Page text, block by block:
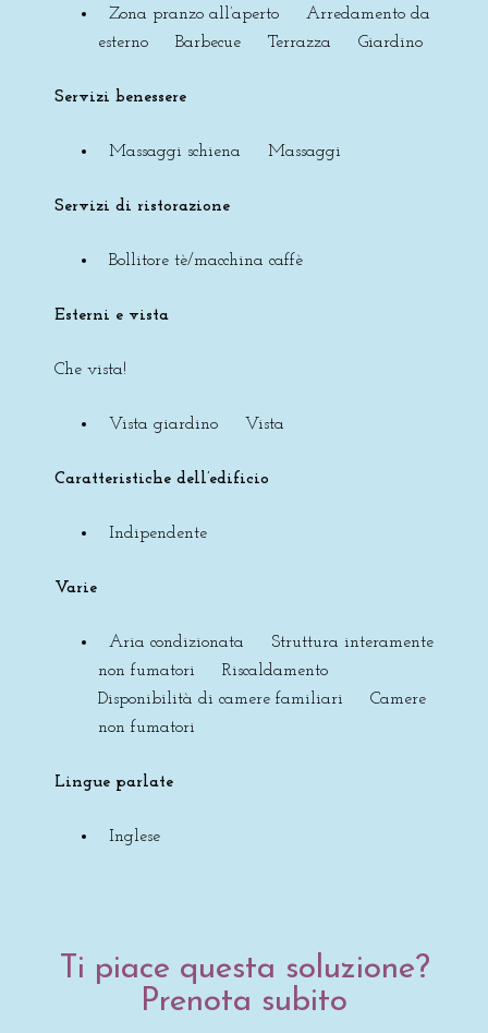
Zona pranzo all’aperto Arredamento da
esterno Barbecue Terrazza Giardino
Servizi benessere
Massaggi schiena Massaggi
Servizi di ristorazione
Bollitore tè/macchina caffè
Esterni e vista
Che vista!
Vista giardino Vista
Caratteristiche dell’edificio
Indipendente
Varie
Aria condizionata Struttura interamente
non fumatori Riscaldamento
Disponibilità di camere familiari Camere
non fumatori
Lingue parlate
Inglese
Ti piace questa soluzione?
Prenota subito